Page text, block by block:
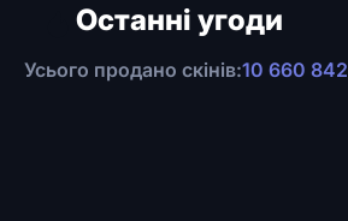
Останні угоди
Усього продано скінів:10 660 842